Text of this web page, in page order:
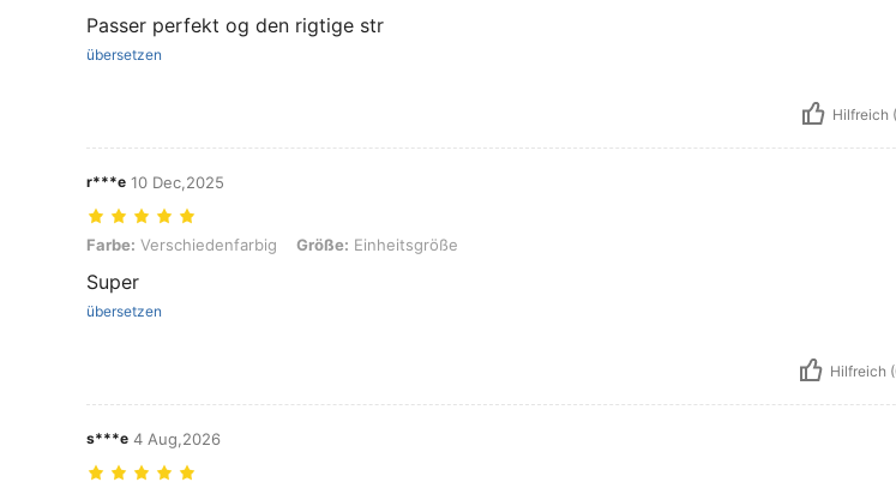
Passer perfekt og den rigtige str
übersetzen
Hilfreich
r***e 10 Dec,2025
Farbe: Verschiedenfarbig, Größe: Einheitsgröße
Farbe: Verschiedenfarbig Größe: Einheitsgröße
Super
übersetzen
Hilfreich
s***e 4 Aug,2026